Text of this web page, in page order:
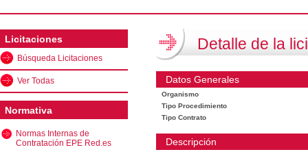
Licitaciones
Búsqueda Licitaciones
Ver Todas
Normativa
Normas Internas de
Contratación EPE Red.es
Detalle de la
Datos Generales
Organismo
Tipo Procedimiento
Tipo Contrato
Descripción